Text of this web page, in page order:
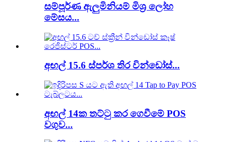
සම්පූර්ණ ඇලුමිනියම් මිශ්‍ර ලෝහ
මේසය...
අඟල් 15.6 ස්පර්ශ තිර වින්ඩෝස්...
අඟල් 14ක තට්ටු කර ගෙවීමේ POS
වගුව...